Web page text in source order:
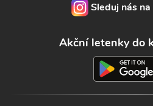
Sleduj nás
Akční letenky do